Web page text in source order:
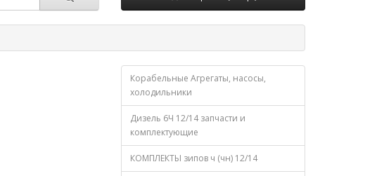
Корабельные Агрегаты, насосы,
холодильники
Дизель 6Ч 12/14 запчасти и
комплектующие
КОМПЛЕКТЫ зипов ч (чн) 12/14